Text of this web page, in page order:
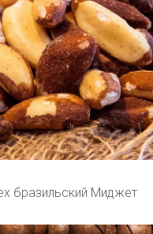
бразильский Миджет